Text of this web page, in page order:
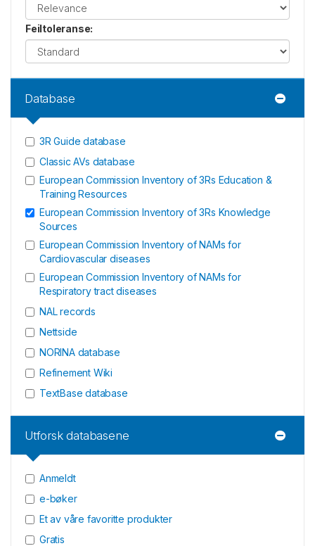
Feiltoleranse:
Database
3R Guide database
Classic AVs database
European Commission Inventory of 3Rs Education &
Training Resources
European Commission Inventory of 3Rs Knowledge
Sources
European Commission Inventory of NAMs for
Cardiovascular diseases
European Commission Inventory of NAMs for
Respiratory tract diseases
NAL records
Nettside
NORINA database
Refinement Wiki
TextBase database
Utforsk databasene
Anmeldt
e-bøker
Et av våre favoritte produkter
Gratis